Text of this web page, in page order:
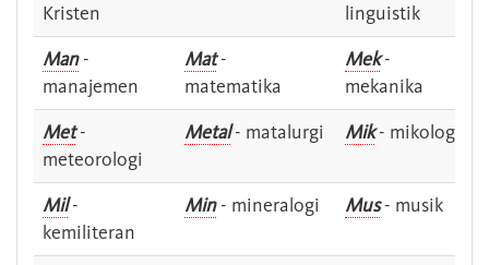
Kristen
linguistik
Man-
manajemen
Mat-
matematika
Mek-
mekanika
Met-
meteorologi
Metal- matalurgi Mik- mikologi
Mil-
kemiliteran
Min- mineralogi Mus- musik